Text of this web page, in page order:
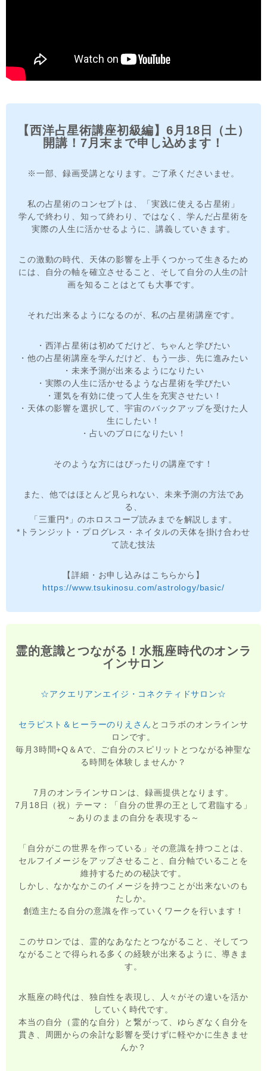
【西洋占星術講座初級編】6月18日（土）
開講！7月末まで申し込めます！
※一部、録画受講となります。ご了承くださいませ。
私の占星術のコンセプトは、「実践に使える占星術」
学んで終わり、知って終わり、ではなく、学んだ占星術を
実際の人生に活かせるように、講義していきます。
この激動の時代、天体の影響を上手くつかって生きるため
には、自分の軸を確立させること、そして自分の人生の計
画を知ることはとても大事です。
それだ出来るようになるのが、私の占星術講座です。
・西洋占星術は初めてだけど、ちゃんと学びたい
・他の占星術講座を学んだけど、もう一歩、先に進みたい
・未来予測が出来るようになりたい
・実際の人生に活かせるような占星術を学びたい
・運気を有効に使って人生を充実させたい！
・天体の影響を選択して、宇宙のバックアップを受けた人
生にしたい！
・占いのプロになりたい！
そのような方にはぴったりの講座です！
また、他ではほとんど見られない、未来予測の方法であ
る、
「三重円*」のホロスコープ読みまでを解説します。
*トランジット・プログレス・ネイタルの天体を掛け合わせ
て読む技法
【詳細・お申し込みはこちらから】
https://www.tsukinosu.com/astrology/basic/
霊的意識とつながる！水瓶座時代のオンラ
インサロン
☆アクエリアンエイジ・コネクティドサロン☆
セラピスト＆ヒーラーのりえさん とコラボのオンラインサ
ロンです。
毎月3時間+Q＆Aで、ご自分のスピリットとつながる神聖な
る時間を体験しませんか？
7月のオンラインサロンは、録画提供となります。
7月18日（祝）テーマ：「自分の世界の王として君臨する」
～ありのままの自分を表現する～
「自分がこの世界を作っている」その意識を持つことは、
セルフイメージをアップさせること、自分軸でいることを
維持するための秘訣です。
しかし、なかなかこのイメージを持つことが出来ないのも
たしか。
創造主たる自分の意識を作っていくワークを行います！
このサロンでは、霊的なあなたとつながること、そしてつ
ながることで得られる多くの経験が出来るように、導きま
す。
水瓶座の時代は、独自性を表現し、人々がその違いを活か
していく時代です。
本当の自分（霊的な自分）と繋がって、ゆらぎなく自分を
貫き、周囲からの余計な影響を受けずに軽やかに生きませ
んか？